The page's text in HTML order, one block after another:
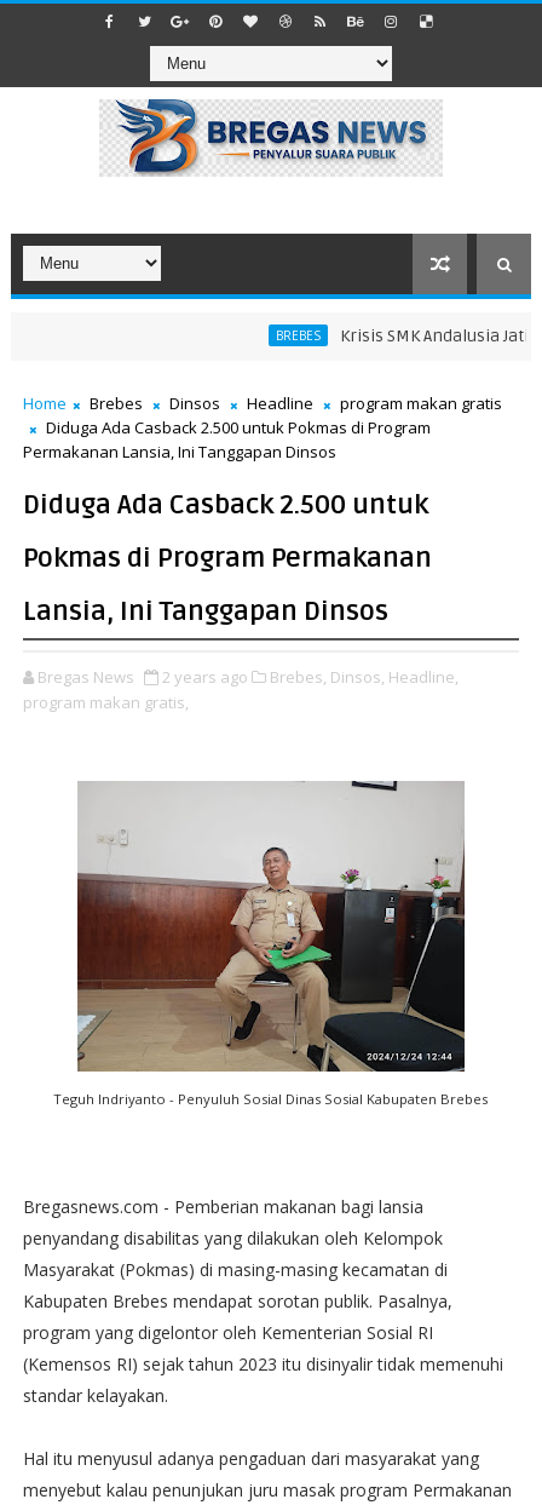
BREBES Krisis SMK Andalusia
Home Brebes Dinsos Headline
program makan gratis
Diduga Ada Casback 2.500 untuk Pokmas di Program
Permakanan Lansia, Ini Tanggapan Dinsos
Diduga Ada Casback 2.500 untuk
Pokmas di Program Permakanan
Lansia, Ini Tanggapan Dinsos
Bregas News 2 years ago Brebes, Dinsos, Headline,
program makan gratis,
Teguh Indriyanto - Penyuluh Sosial Dinas Sosial Kabupaten Brebes
Bregasnews.com - Pemberian makanan bagi lansia
penyandang disabilitas yang dilakukan oleh Kelompok
Masyarakat (Pokmas) di masing-masing kecamatan di
Kabupaten Brebes mendapat sorotan publik. Pasalnya,
program yang digelontor oleh Kementerian Sosial RI
(Kemensos RI) sejak tahun 2023 itu disinyalir tidak memenuhi
standar kelayakan.
Hal itu menyusul adanya pengaduan dari masyarakat yang
menyebut kalau penunjukan juru masak program Permakanan